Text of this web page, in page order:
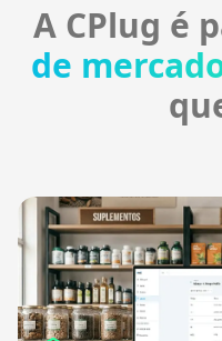
A CPlug é
de